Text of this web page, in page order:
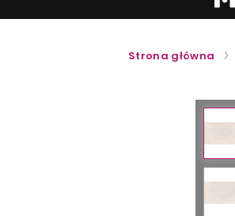
Strona główna